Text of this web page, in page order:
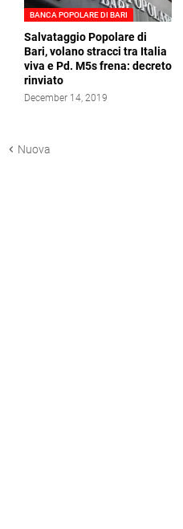
BANCA POPOLARE DI BARI
Salvataggio Popolare di
Bari, volano stracci tra Italia
viva e Pd. M5s frena: decreto
rinviato
December 14, 2019
Nuova